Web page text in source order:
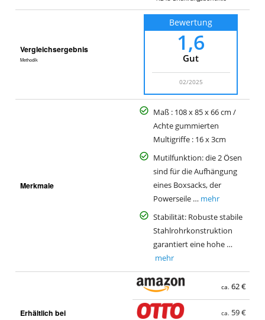
Vergleichsergebnis
Methodik
Bewertung
1,6
Gut
02/2025
Merkmale
Maß : 108 x 85 x 66 cm /
Achte gummierten
Multigriffe : 16 x 3cm
Mutilfunktion: die 2 Ösen
sind für die Aufhängung
eines Boxsacks, der
Powerseile … mehr
Stabilität: Robuste stabile
Stahlrohrkonstruktion
garantiert eine hohe …
mehr
Erhältlich bei
ca. 62 €
ca. 59 €